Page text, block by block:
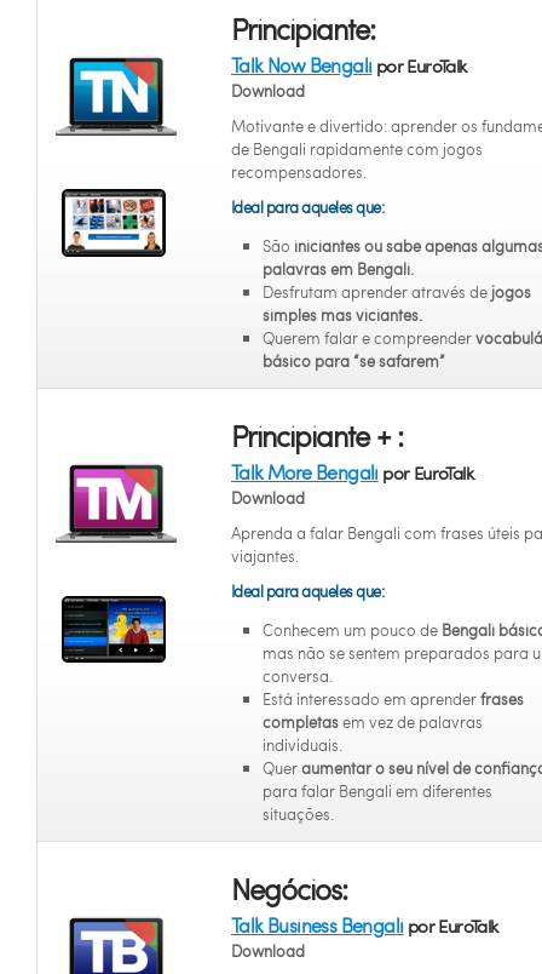
Principiante:
Talk Now Bengali por EuroTalk
Download
Motivante e divertido: aprender os
de Bengali rapidamente com jogos
recompensadores.
Ideal para aqueles que:
São iniciantesou sabe apenas
palavras em Bengali.
Desfrutam aprender através de jogos
simples mas viciantes.
Querem falar e compreender
básico para “se safarem”
Principiante + :
Talk More Bengali por EuroTalk
Download
Aprenda a falar Bengali com frases úteis
viajantes.
Ideal para aqueles que:
Conhecem um pouco de Bengali
mas não se sentem preparados para
conversa.
Está interessado em aprenderfrases
completasem vez de palavras
individuais.
Queraumentar o seu nível de
para falar Bengali em diferentes
situações.
Negócios:
Talk Business Bengali por EuroTalk
Download